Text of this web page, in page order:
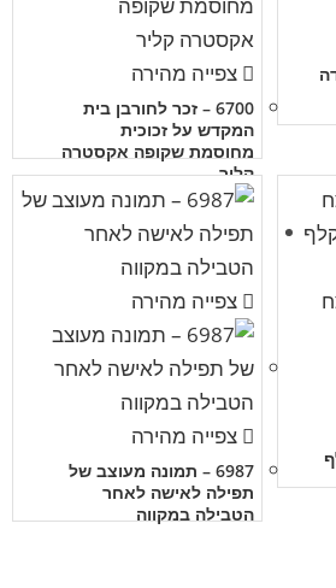
צפייה מהירה
6700 – זכר לחורבן בית
המקדש על זכוכית
מחוסמת שקופה אקסטרה
קליר
צפייה מהירה
צפייה מהירה
6987 – תמונה מעוצב של
תפילה לאישה לאחר
הטבילה במקווה